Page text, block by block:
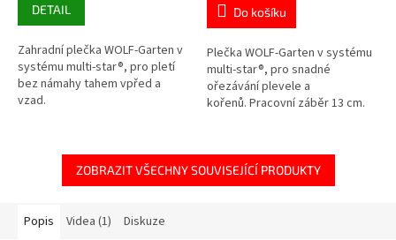
DETAIL
Zahradní plečka WOLF-Garten v
systému multi-star®, pro pletí
bez námahy tahem vpřed a
vzad.
Do košíku
Plečka WOLF-Garten v systému
multi-star®, pro snadné
ořezávání plevele a
kořenů. Pracovní záběr 13 cm.
ZOBRAZIT VŠECHNY SOUVISEJÍCÍ PRODUKTY
Popis Videa (1) Diskuze